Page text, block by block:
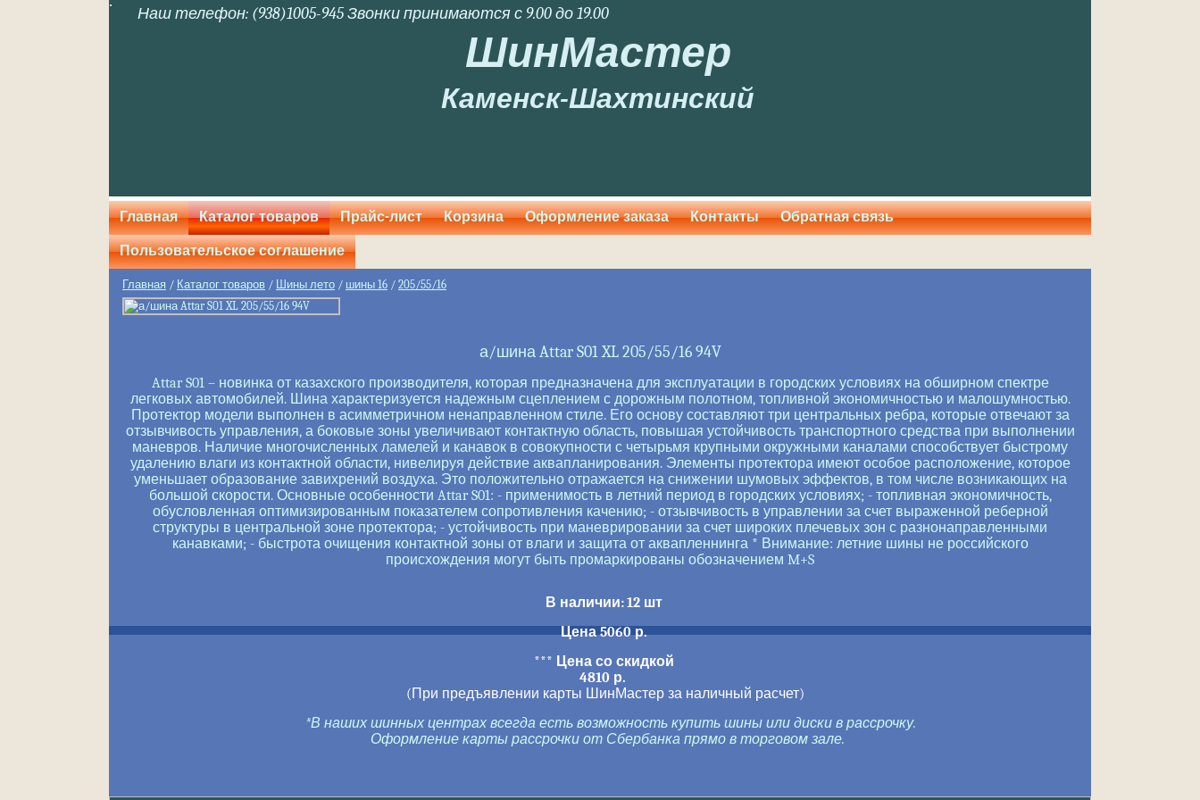
Наш телефон: (938)1005-945 Звонки принимаются с 9.00 до 19.00
ШинМастер
Каменск-Шахтинский
Главная Каталог товаров Прайс-лист Корзина Оформление заказа Контакты Обратная связь
Пользовательское соглашение
Главная / Каталог товаров / Шины лето / шины 16 / 205/55/16
а/шина Attar S01 XL 205/55/16 94V
Attar S01 – новинка от казахского производителя, которая предназначена для эксплуатации в городских условиях на обширном спектре
легковых автомобилей. Шина характеризуется надежным сцеплением с дорожным полотном, топливной экономичностью и малошумностью.
Протектор модели выполнен в асимметричном ненаправленном стиле. Его основу составляют три центральных ребра, которые отвечают за
отзывчивость управления, а боковые зоны увеличивают контактную область, повышая устойчивость транспортного средства при выполнении
маневров. Наличие многочисленных ламелей и канавок в совокупности с четырьмя крупными окружными каналами способствует быстрому
удалению влаги из контактной области, нивелируя действие аквапланирования. Элементы протектора имеют особое расположение, которое
уменьшает образование завихрений воздуха. Это положительно отражается на снижении шумовых эффектов, в том числе возникающих на
большой скорости. Основные особенности Attar S01: - применимость в летний период в городских условиях; - топливная экономичность,
обусловленная оптимизированным показателем сопротивления качению; - отзывчивость в управлении за счет выраженной реберной
структуры в центральной зоне протектора; - устойчивость при маневрировании за счет широких плечевых зон с разнонаправленными
канавками; - быстрота очищения контактной зоны от влаги и защита от аквапленнинга * Внимание: летние шины не российского
происхождения могут быть промаркированы обозначением M+S
В наличии:12 шт
Цена 5060 р.
*** Цена со скидкой
4810 р.
(При предъявлении карты ШинМастер за наличный расчет)
*В наших шинных центрах всегда есть возможность купить шины или диски в рассрочку.
Оформление карты рассрочки от Сбербанка прямо в торговом зале.